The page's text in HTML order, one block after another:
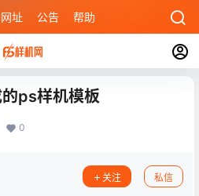
网址 公告 帮助
ps样机模板
0
关注 私信